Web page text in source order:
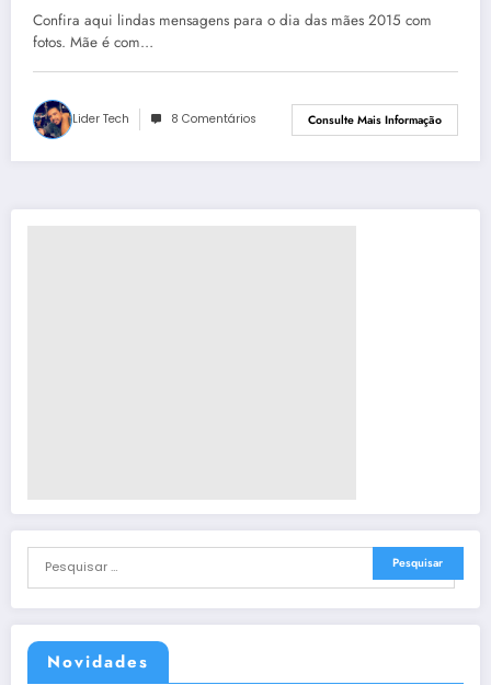
Confira aqui lindas mensagens para o dia das mães 2015 com
fotos. Mãe é com…
Lider Tech 8 Comentários Consulte Mais Informação
Novidades